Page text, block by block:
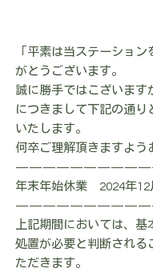
「平素は当ステーショ
がとうございます。
誠に勝手ではこざいます
につきまして下記の通り
いたします。
何卒ご理解頂きますよう
年末年始休業 2024年12
上記期間においては、基
処置が必要と判断される
ただきます。